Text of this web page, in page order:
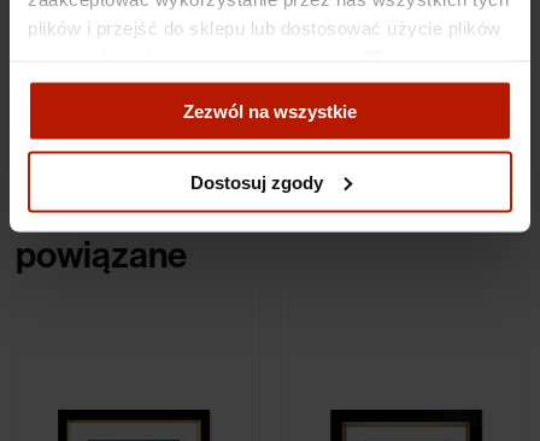
plików i przejść do sklepu lub dostosować użycie plików
zgody".
Więcej o plikach cookies przeczytasz w naszej Polityce
Zezwól na wszystkie
Dostosuj zgody
Specyfikacje
Obiekty
powiązane